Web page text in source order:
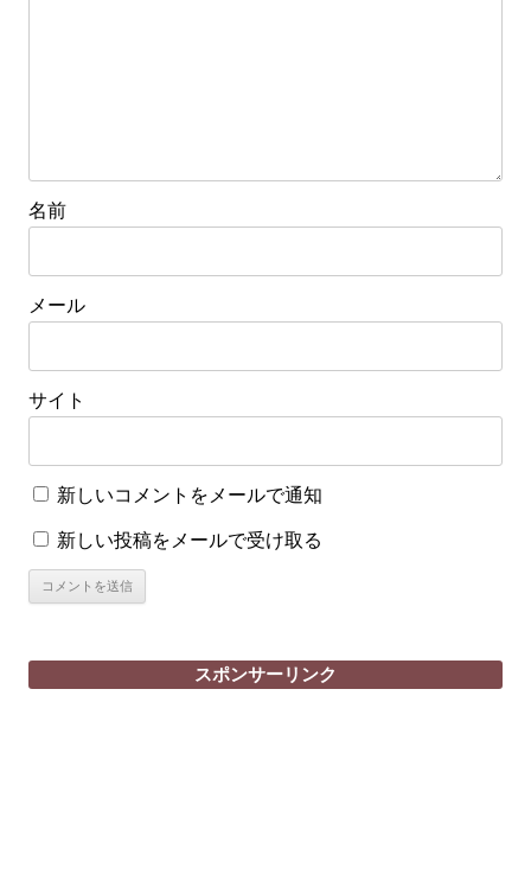
名前
メール
サイト
新しいコメントをメールで通知
新しい投稿をメールで受け取る
スポンサーリンク